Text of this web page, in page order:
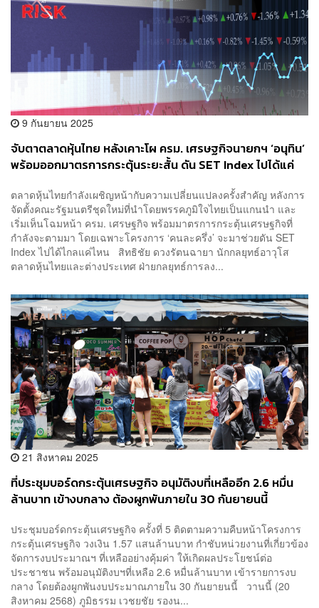
9 กันยายน 2025
จับตาตลาดหุ้นไทย หลังเคาะโผ ครม. เศรษฐกิจนายกฯ ‘อนุทิน’
พร้อมออกมาตรการกระตุ้นระยะสั้น ดัน SET Index ไปได้แค่
ตลาดหุ้นไทยกำลังเผชิญหน้ากับความเปลี่ยนแปลงครั้งสำคัญ หลังการ
จัดตั้งคณะรัฐมนตรีชุดใหม่ที่นำโดยพรรคภูมิใจไทยเป็นแกนนำ และ
เริ่มเห็นโฉมหน้า ครม. เศรษฐกิจ พร้อมมาตรการกระตุ้นเศรษฐกิจที่
กำลังจะตามมา โดยเฉพาะโครงการ ‘คนละครึ่ง’ จะมาช่วยดัน SET
Index ไปได้ไกลแค่ไหน สิทธิชัย ดวงรัตนฉายา นักกลยุทธ์อาวุโส
ตลาดหุ้นไทยและต่างประเทศ ฝ่ายกลยุทธ์การลง...
21 สิงหาคม 2025
ที่ประชุมบอร์ดกระตุ้นเศรษฐกิจ อนุมัติงบที่เหลืออีก 2.6 หมื่น
ล้านบาท เข้างบกลาง ต้องผูกพันภายใน 30 กันยายนนี้
ประชุมบอร์ดกระตุ้นเศรษฐกิจ ครั้งที่ 5 ติดตามความคืบหน้าโครงการ
กระตุ้นเศรษฐกิจ วงเงิน 1.57 แสนล้านบาท กำชับหน่วยงานที่เกี่ยวข้อง
จัดการงบประมาณฯ ที่เหลืออย่างคุ้มค่า ให้เกิดผลประโยชน์ต่อ
ประชาชน พร้อมอนุมัติงบฯที่เหลือ 2.6 หมื่นล้านบาท เข้ารายการงบ
กลาง โดยต้องผูกพันงบประมาณภายใน 30 กันยายนนี้ วานนี้ (20
สิงหาคม 2568) ภูมิธรรม เวชยชัย รองน...